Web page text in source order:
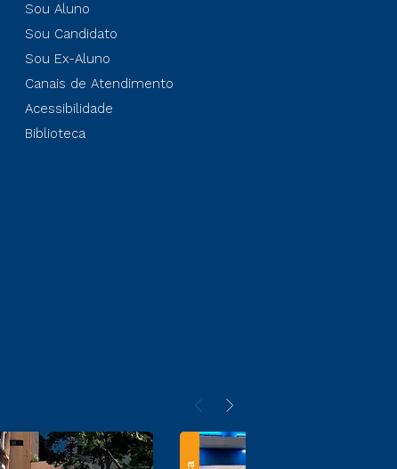
Sou Aluno
Sou Candidato
Sou Ex-Aluno
Canais de Atendimento
Acessibilidade
Biblioteca